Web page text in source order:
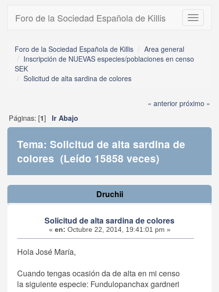
Toggle
Foro de la Sociedad Española de Killis
Foro de la Sociedad Española de Killis
Area general
Inscripción de NUEVAS especies/poblaciones en censo
SEK
Solicitud de alta sardina de colores
« anteriorpróximo »
Páginas: [1] Ir Abajo
Tema: Solicitud de alta sardina de
colores (Leído 15858 veces)
Druchii
Solicitud de alta sardina de colores
« en: Octubre 22, 2014, 19:41:01 pm »
Hola José María,
Cuando tengas ocasión da de alta en mi censo
la siguiente especie: Fundulopanchax gardneri